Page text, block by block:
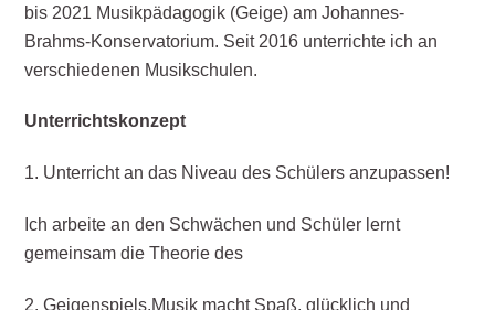
bis 2021 Musikpädagogik (Geige) am Johannes-
Brahms-Konservatorium. Seit 2016 unterrichte ich an
verschiedenen Musikschulen.
Unterrichtskonzept
1. Unterricht an das Niveau des Schülers anzupassen!
Ich arbeite an den Schwächen und Schüler lernt
gemeinsam die Theorie des
2. Geigenspiels.Musik macht Spaß, glücklich und